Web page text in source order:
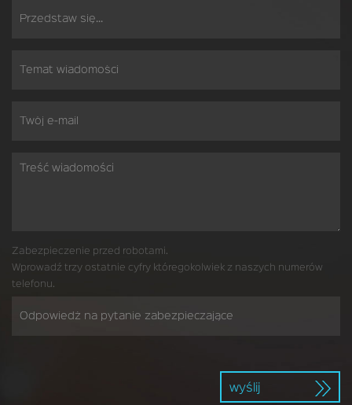
Zabezpieczenie przed robotami.
Wprowadź trzy ostatnie cyfry któregokolwiek z naszych numerów
telefonu.
wyślij